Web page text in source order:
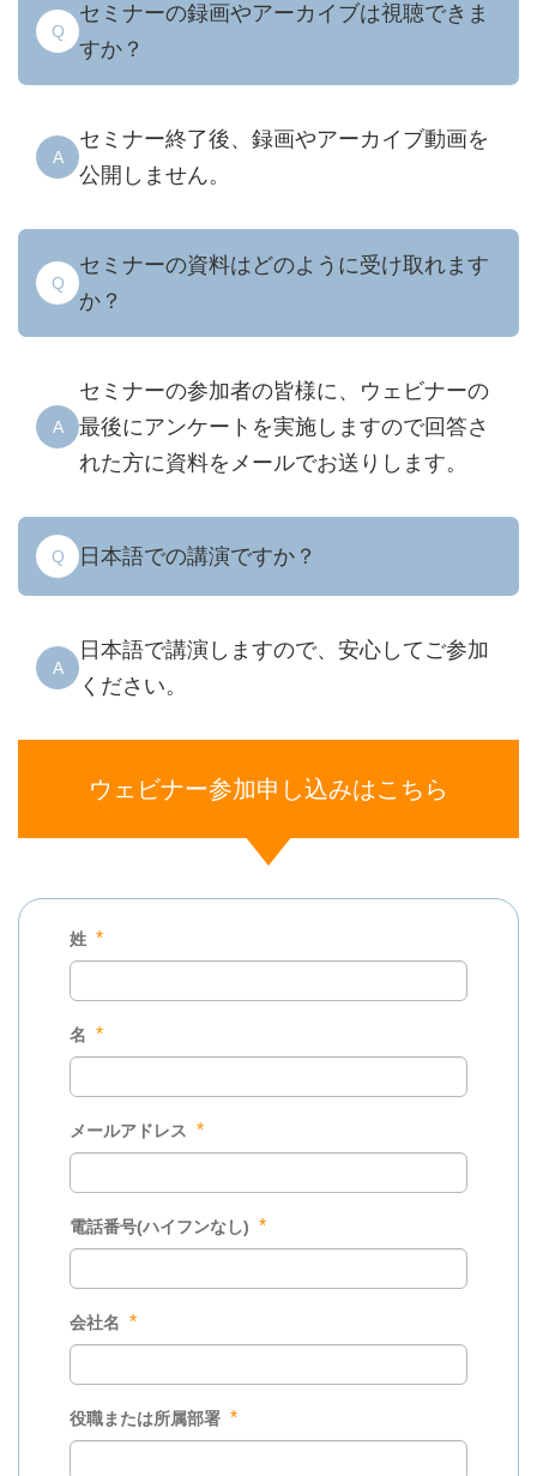
Q
セミナーの録画やアーカイブは視聴できま
すか？
A
セミナー終了後、録画やアーカイブ動画を
公開しません。
Q
セミナーの資料はどのように受け取れます
か？
A
セミナーの参加者の皆様に、ウェビナーの
最後にアンケートを実施しますので回答さ
れた方に資料をメールでお送りします。
Q 日本語での講演ですか？
A
日本語で講演しますので、安心してご参加
ください。
ウェビナー参加申し込みはこちら
姓 *
名 *
メールアドレス *
電話番号(ハイフンなし) *
会社名 *
役職または所属部署 *